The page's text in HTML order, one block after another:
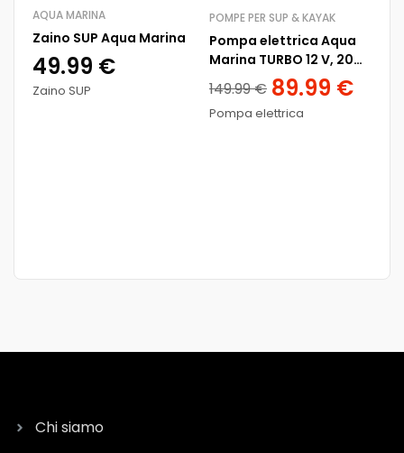
AQUA MARINA
Zaino SUP Aqua Marina
49.99 €
Zaino SUP
POMPE PER SUP & KAYAK
Pompa elettrica Aqua
Marina TURBO 12 V, 20
psi
149.99€ 89.99 €
Pompa elettrica
Chi siamo